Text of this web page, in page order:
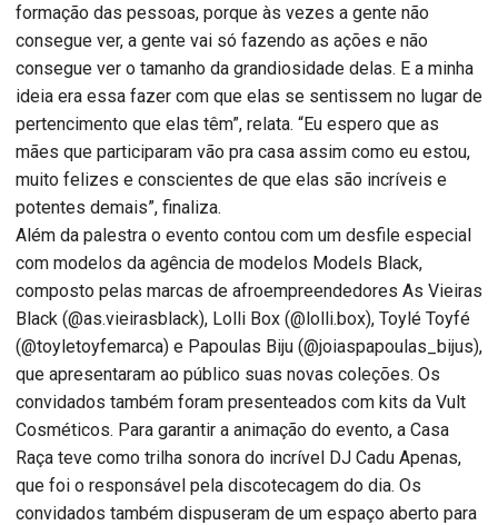
formação das pessoas, porque às vezes a gente não
consegue ver, a gente vai só fazendo as ações e não
consegue ver o tamanho da grandiosidade delas. E a minha
ideia era essa fazer com que elas se sentissem no lugar de
pertencimento que elas têm”, relata. “Eu espero que as
mães que participaram vão pra casa assim como eu estou,
muito felizes e conscientes de que elas são incríveis e
potentes demais”, finaliza.
Além da palestra o evento contou com um desfile especial
com modelos da agência de modelos Models Black,
composto pelas marcas de afroempreendedores As Vieiras
Black (@as.vieirasblack), Lolli Box (@lolli.box), Toylé Toyfé
(@toyletoyfemarca) e Papoulas Biju (@joiaspapoulas_bijus),
que apresentaram ao público suas novas coleções. Os
convidados também foram presenteados com kits da Vult
Cosméticos. Para garantir a animação do evento, a Casa
Raça teve como trilha sonora do incrível DJ Cadu Apenas,
que foi o responsável pela discotecagem do dia. Os
convidados também dispuseram de um espaço aberto para